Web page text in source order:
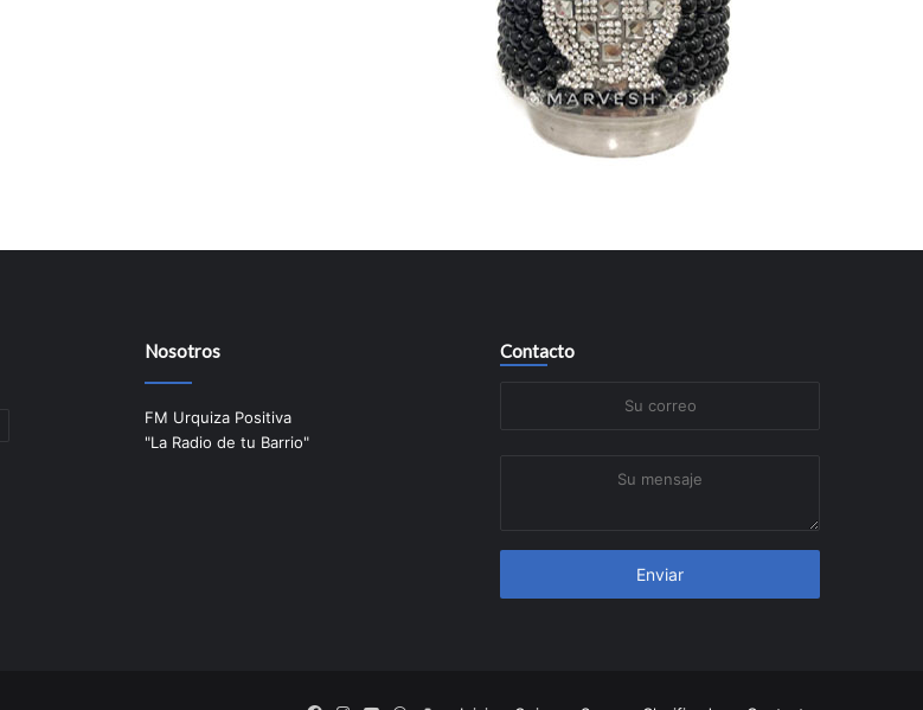
Nosotros
FM Urquiza Positiva
"La Radio de tu Barrio"
Contacto